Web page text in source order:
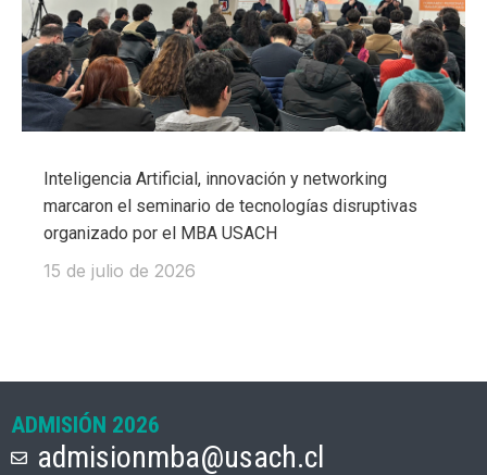
Inteligencia Artificial, innovación y networking
marcaron el seminario de tecnologías disruptivas
organizado por el MBA USACH
15 de julio de 2026
ADMISIÓN 2026
admisionmba@usach.cl